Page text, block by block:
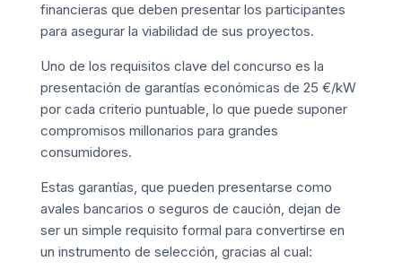
financieras que deben presentar los participantes
para asegurar la viabilidad de sus proyectos.
Uno de los requisitos clave del concurso es la
presentación de garantías económicas de 25 €/kW
por cada criterio puntuable, lo que puede suponer
compromisos millonarios para grandes
consumidores.
Estas garantías, que pueden presentarse como
avales bancarios o seguros de caución, dejan de
ser un simple requisito formal para convertirse en
un instrumento de selección, gracias al cual: